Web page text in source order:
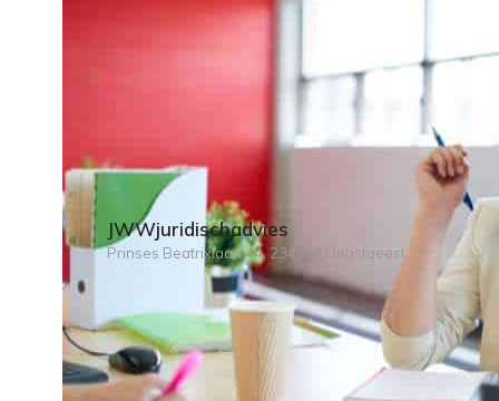
JWWjuridischadvies
Prinses Beatrixlaan 44, 2341TZ Oegstgeest